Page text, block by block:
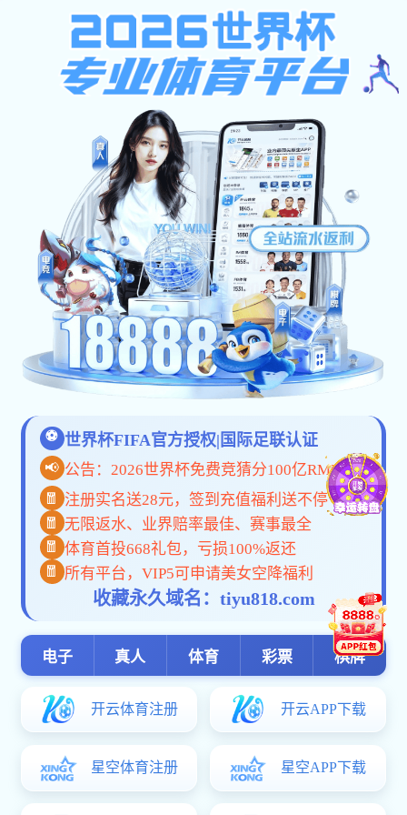
35体育资讯
学院概况 师资队伍
常用文档
学术活动
大学英语“学教测”一体化改革与研究虚拟教研室课程教学多元
中国外国文学学会教学研究分会2022年年会暨外国文学教学
2022年语音学与大脑神经机制高级研讨会（2号通知）
讲座通知|英国伦敦大学Goldsmiths学院教授Lucia Boldrini讲
第七届中国第二语言习得研究高端论坛 （1号通知）
2022年语音学与大脑神经机制高级研讨会（1号通知）
讲座通知|上海外国语大学语料库研究院Kyung Hye Kim博士
讲座通知|马丁中心第139期“语言科学与系统科学”暨第73期“